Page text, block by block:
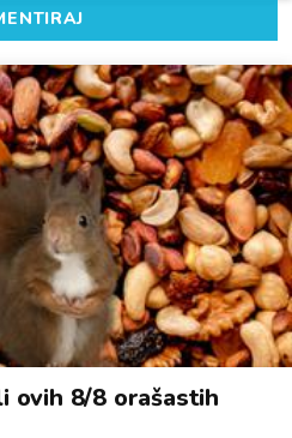
ovih 8/8 orašastih